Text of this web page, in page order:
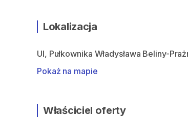
Lokalizacja
Ul, Pułkownika Władysława Beliny-
Pokaż na mapie
Właściciel oferty